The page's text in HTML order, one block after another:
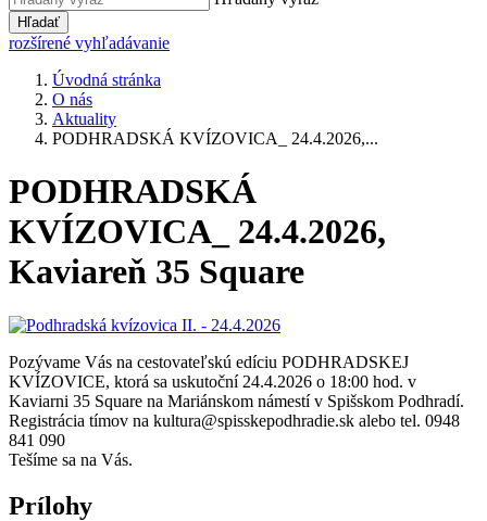
Hľadať
rozšírené vyhľadávanie
Úvodná stránka
O nás
Aktuality
PODHRADSKÁ KVÍZOVICA_ 24.4.2026,...
PODHRADSKÁ
KVÍZOVICA_ 24.4.2026,
Kaviareň 35 Square
Pozývame Vás na cestovateľskú edíciu PODHRADSKEJ
KVÍZOVICE, ktorá sa uskutoční 24.4.2026 o 18:00 hod. v
Kaviarni 35 Square na Mariánskom námestí v Spišskom Podhradí.
Registrácia tímov na kultura@spisskepodhradie.sk alebo tel. 0948
841 090
Tešíme sa na Vás.
Prílohy